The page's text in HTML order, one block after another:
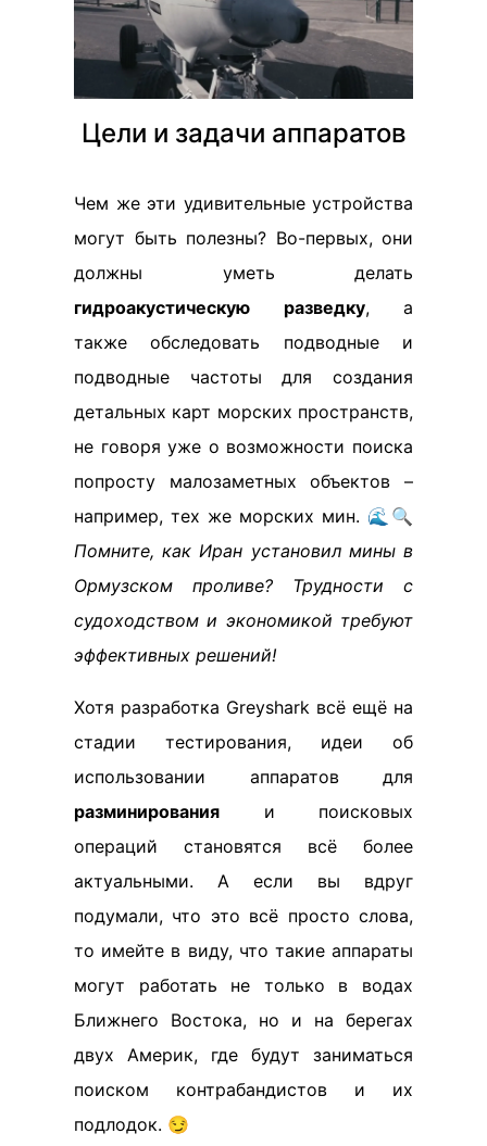
Цели и задачи аппаратов
Чем же эти удивительные устройства
могут быть полезны? Во-первых, они
должны уметь делать
гидроакустическую разведку, а
также обследовать подводные и
подводные частоты для создания
детальных карт морских пространств,
не говоря уже о возможности поиска
попросту малозаметных объектов –
например, тех же морских мин. 🌊🔍
Помните, как Иран установил мины в
Ормузском проливе? Трудности с
судоходством и экономикой требуют
эффективных решений!
Хотя разработка Greyshark всё ещё на
стадии тестирования, идеи об
использовании аппаратов для
разминирования и поисковых
операций становятся всё более
актуальными. А если вы вдруг
подумали, что это всё просто слова,
то имейте в виду, что такие аппараты
могут работать не только в водах
Ближнего Востока, но и на берегах
двух Америк, где будут заниматься
поиском контрабандистов и их
подлодок. 😏